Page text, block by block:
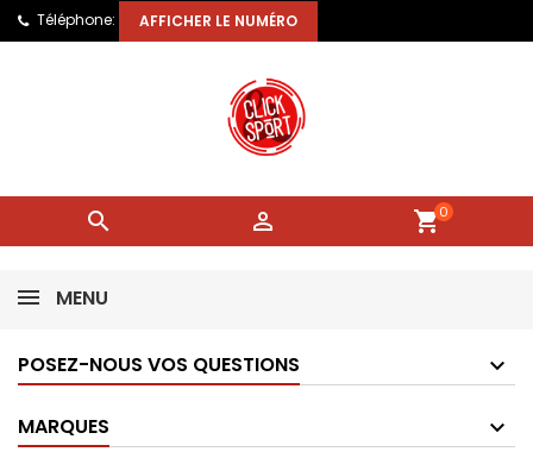
Téléphone: AFFICHER LE NUMÉRO
  shopping_cart0
MENU
POSEZ-NOUS VOS QUESTIONS
MARQUES